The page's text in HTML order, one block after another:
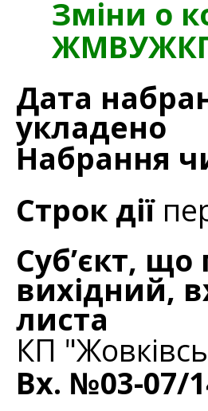
Зміни о
Дата
укладено
Набрання
Строк дії
Суб’єкт,
вихідний,
листа
КП
Вх. №03-07/